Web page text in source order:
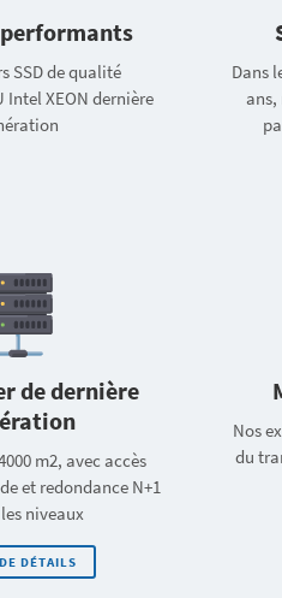
SSD de qualité
Intel XEON dernière
Dans
ans,
de dernière
m2, avec accès
et redondance N+1
niveaux
DÉTAILS
Nos
du